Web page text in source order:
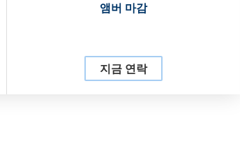
앰버 마감
지금 연락